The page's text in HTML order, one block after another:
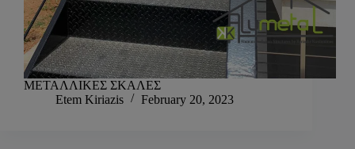
ΜΕΤΑΛΛΙΚΕΣ ΣΚΑΛΕΣ
Etem Kiriazis
February 20, 2023